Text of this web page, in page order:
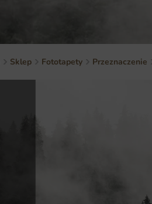
Sklep Fototapety Przeznaczenie